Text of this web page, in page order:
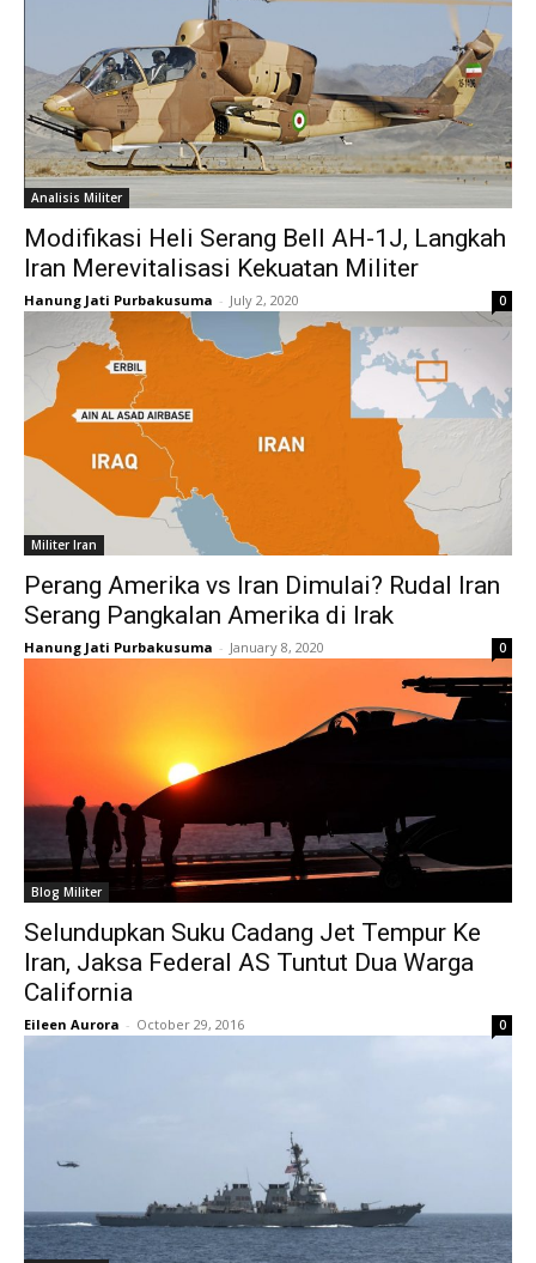
Analisis Militer
Modifikasi Heli Serang Bell AH-1J, Langkah
Iran Merevitalisasi Kekuatan Militer
Hanung Jati Purbakusuma - July 2, 2020 0
Militer Iran
Perang Amerika vs Iran Dimulai? Rudal Iran
Serang Pangkalan Amerika di Irak
Hanung Jati Purbakusuma - January 8, 2020 0
Blog Militer
Selundupkan Suku Cadang Jet Tempur Ke
Iran, Jaksa Federal AS Tuntut Dua Warga
California
Eileen Aurora - October 29, 2016 0